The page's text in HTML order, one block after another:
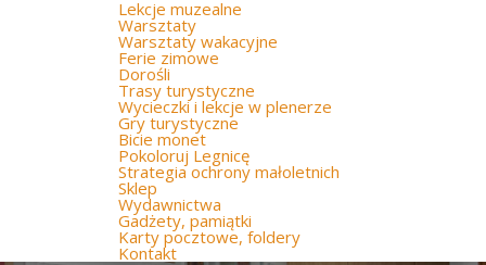
Lekcje muzealne
Warsztaty
Warsztaty wakacyjne
Ferie zimowe
Dorośli
Trasy turystyczne
Wycieczki i lekcje w plenerze
Gry turystyczne
Bicie monet
Pokoloruj Legnicę
Strategia ochrony małoletnich
Sklep
Wydawnictwa
Gadżety, pamiątki
Karty pocztowe, foldery
Kontakt